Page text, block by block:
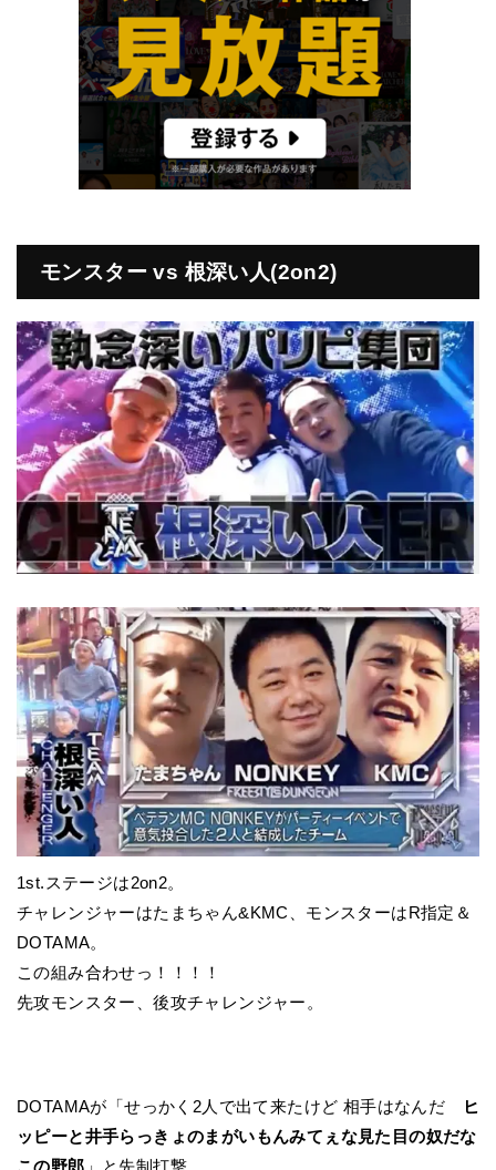
モンスター vs 根深い人(2on2)
1st.ステージは2on2。
チャレンジャーはたまちゃん&KMC、モンスターはR指定＆
DOTAMA。
この組み合わせっ！！！！
先攻モンスター、後攻チャレンジャー。
DOTAMAが「せっかく2人で出て来たけど 相手はなんだ
ヒ
ッピーと井手らっきょのまがいもんみてぇな見た目の奴だな